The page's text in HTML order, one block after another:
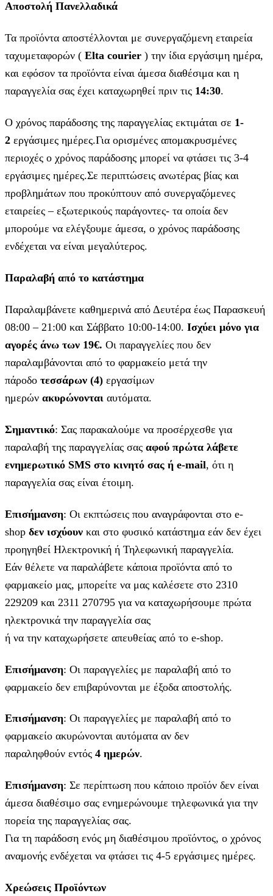
Αποστολή Πανελλαδικά
Τα προϊόντα αποστέλλονται με συνεργαζόμενη εταιρεία
ταχυμεταφορών ( Elta courier ) την ίδια εργάσιμη ημέρα,
και εφόσον τα προϊόντα είναι άμεσα διαθέσιμα και η
παραγγελία σας έχει καταχωρηθεί πριν τις 14:30.
Ο χρόνος παράδοσης της παραγγελίας εκτιμάται σε 1-
2 εργάσιμες ημέρες.Για ορισμένες απομακρυσμένες
περιοχές ο χρόνος παράδοσης μπορεί να φτάσει τις 3-4
εργάσιμες ημέρες.Σε περιπτώσεις ανωτέρας βίας και
προβλημάτων που προκύπτουν από συνεργαζόμενες
εταιρείες – εξωτερικούς παράγοντες- τα οποία δεν
μπορούμε να ελέγξουμε άμεσα, ο χρόνος παράδοσης
ενδέχεται να είναι μεγαλύτερος.
Παραλαβή από το κατάστημα
Παραλαμβάνετε καθημερινά από Δευτέρα έως Παρασκευή
08:00 – 21:00 και Σάββατο 10:00-14:00. Ισχύει μόνο για
αγορές άνω των 19€. Οι παραγγελίες που δεν
παραλαμβάνονται από το φαρμακείο μετά την
πάροδο τεσσάρων (4) εργασίμων
ημερών ακυρώνονται αυτόματα.
Σημαντικό: Σας παρακαλούμε να προσέρχεσθε για
παραλαβή της παραγγελίας σας αφού πρώτα λάβετε
ενημερωτικό SMS στο κινητό σας ή e-mail, ότι η
παραγγελία σας είναι έτοιμη.
Επισήμανση: Οι εκπτώσεις που αναγράφονται στο e-
shop δεν ισχύουν και στο φυσικό κατάστημα εάν δεν έχει
προηγηθεί Ηλεκτρονική ή Τηλεφωνική παραγγελία.
Εάν θέλετε να παραλάβετε κάποια προϊόντα από το
φαρμακείο μας, μπορείτε να μας καλέσετε στο 2310
229209 και 2311 270795 για να καταχωρήσουμε πρώτα
ηλεκτρονικά την παραγγελία σας
ή να την καταχωρήσετε απευθείας από το e-shop.
Επισήμανση: Οι παραγγελίες με παραλαβή από το
φαρμακείο δεν επιβαρύνονται με έξοδα αποστολής.
Επισήμανση: Οι παραγγελίες με παραλαβή από το
φαρμακείο ακυρώνονται αυτόματα αν δεν
παραληφθούν εντός 4 ημερών.
Επισήμανση: Σε περίπτωση που κάποιο προϊόν δεν είναι
άμεσα διαθέσιμο σας ενημερώνουμε τηλεφωνικά για την
πορεία της παραγγελίας σας.
Για τη παράδοση ενός μη διαθέσιμου προϊόντος, ο χρόνος
αναμονής ενδέχεται να φτάσει τις 4-5 εργάσιμες ημέρες.
Χρεώσεις Προϊόντων